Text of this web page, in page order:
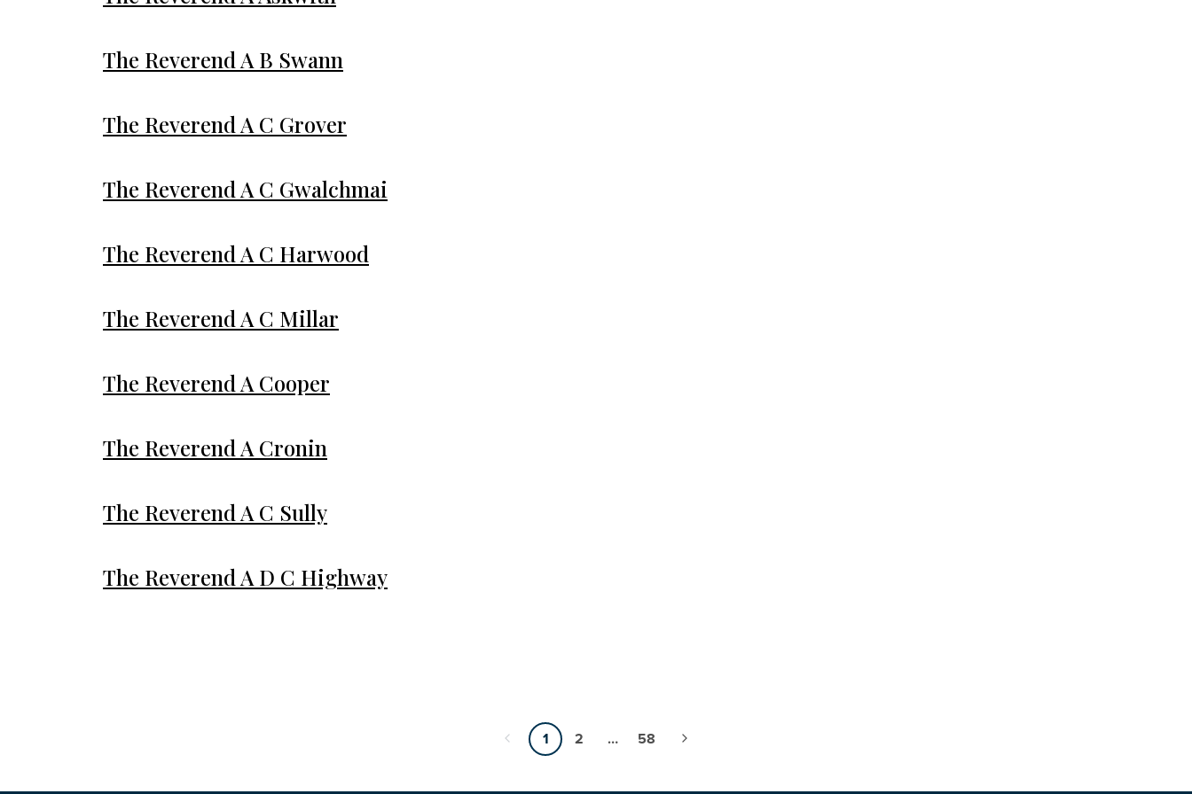
The Reverend A B Swann
The Reverend A C Grover
The Reverend A C Gwalchmai
The Reverend A C Harwood
The Reverend A C Millar
The Reverend A Cooper
The Reverend A Cronin
The Reverend A C Sully
The Reverend A D C Highway
1 2 … 58